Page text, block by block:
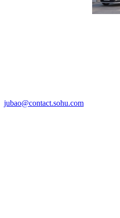
jubao@contact.sohu.com